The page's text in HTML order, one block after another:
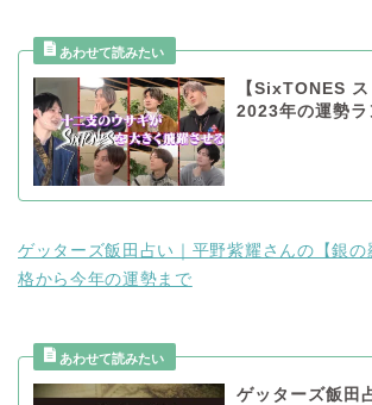
【SixTONES
2023年の運勢ラ
ゲッターズ飯田占い｜平野紫耀さんの【銀の
格から今年の運勢まで
ゲッターズ飯田